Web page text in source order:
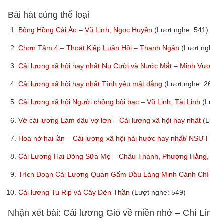
Bài hát cùng thể loại
1. Bông Hồng Cài Áo – Vũ Linh, Ngọc Huyền (Lượt nghe: 541)
2. Chơn Tâm 4 – Thoát Kiếp Luân Hồi – Thanh Ngân (Lượt
3. Cải lương xã hội hay nhất Nụ Cười và Nước Mắt – Minh
4. Cải lương xã hội hay nhất Tình yêu mật đắng (Lượt nghe:
5. Cải lương xã hội Người chồng bội bạc – Vũ Linh, Tài Linh
6. Vở cải lương Làm dâu vợ lớn – Cải lương xã hội hay nhất
7. Hoa nở hai lần – Cải lương xã hội hài hước hay nhất/
8. Cải Lương Hai Dòng Sữa Mẹ – Châu Thanh, Phượng
9. Trích Đoạn Cải Lương Quán Gấm Đầu Làng Minh Cảnh Chí
10. Cải lương Tu Rip và Cây Đèn Thần (Lượt nghe: 549)
Nhận xét bài: Cải lương Gió về miền nhớ – Chí